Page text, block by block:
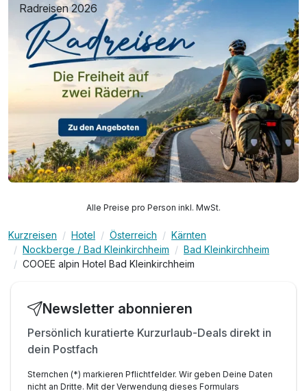
Radreisen 2026
Alle Preise pro Person inkl. MwSt.
Kurzreisen Hotel Österreich
Kärnten
Nockberge / Bad Kleinkirchheim
Bad Kleinkirchheim
COOEE alpin Hotel Bad Kleinkirchheim
Newsletter abonnieren
Persönlich kuratierte Kurzurlaub-Deals direkt in
dein Postfach
Sternchen (*) markieren Pflichtfelder. Wir geben Deine Daten
nicht an Dritte. Mit der Verwendung dieses Formulars